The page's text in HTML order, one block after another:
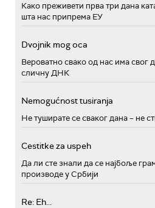
Како преживети прва три дана
шта нас припрема ЕУ
Dvojnik mog oca
Вероватно свако од нас има свог
сличну ДНК
Nemogućnost tusiranja
Не туширате се сваког дана – не
Cestitke za uspeh
Да ли сте знали да се најбоље
производе у Србији
Re: Eh...